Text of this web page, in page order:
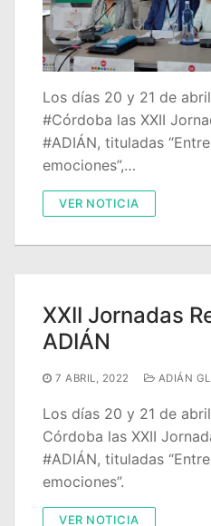
Los días 20 y 21 de
#Córdoba las XXII
#ADIÁN, tituladas
emociones”,…
VER NOTICIA
XXII Jornadas
ADIÁN
7 ABRIL, 2022 ADIÁN
Los días 20 y 21 de
Córdoba las XXII
#ADIÁN, tituladas
emociones”.
VER NOTICIA